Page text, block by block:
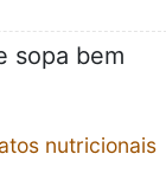
sopa bem
nutricionais